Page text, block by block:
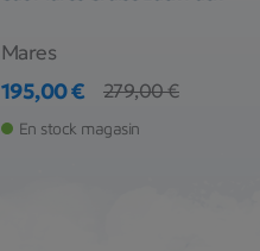
Mares
Prix
195,00 €
Prix de base
279,00 €
En stock magasin